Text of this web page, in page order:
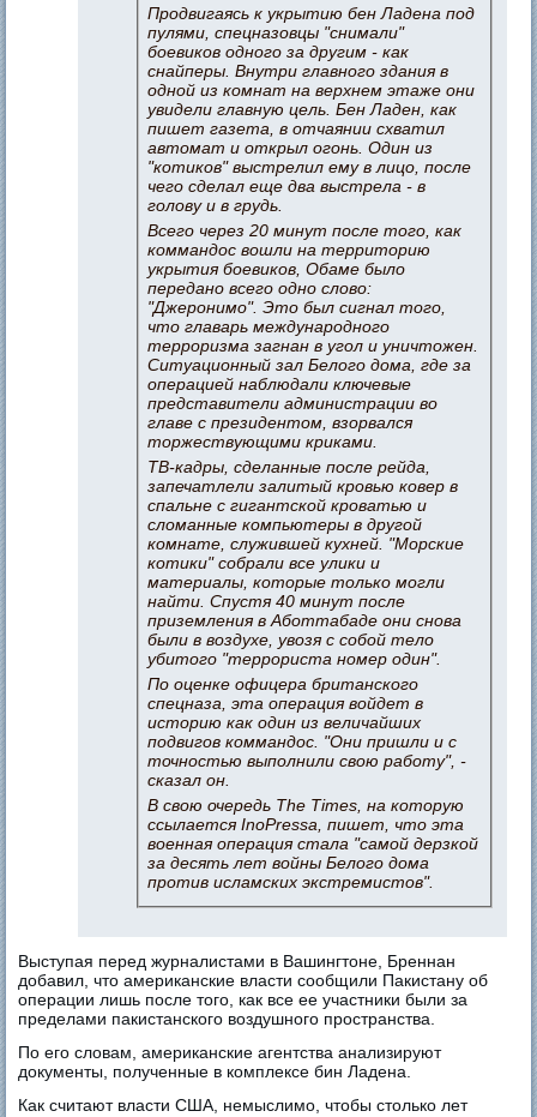
Продвигаясь к укрытию бен Ладена под
пулями, спецназовцы "снимали"
боевиков одного за другим - как
снайперы. Внутри главного здания в
одной из комнат на верхнем этаже они
увидели главную цель. Бен Ладен, как
пишет газета, в отчаянии схватил
автомат и открыл огонь. Один из
"котиков" выстрелил ему в лицо, после
чего сделал еще два выстрела - в
голову и в грудь.
Всего через 20 минут после того, как
коммандос вошли на территорию
укрытия боевиков, Обаме было
передано всего одно слово:
"Джеронимо". Это был сигнал того,
что главарь международного
терроризма загнан в угол и уничтожен.
Ситуационный зал Белого дома, где за
операцией наблюдали ключевые
представители администрации во
главе с президентом, взорвался
торжествующими криками.
ТВ-кадры, сделанные после рейда,
запечатлели залитый кровью ковер в
спальне с гигантской кроватью и
сломанные компьютеры в другой
комнате, служившей кухней. "Морские
котики" собрали все улики и
материалы, которые только могли
найти. Спустя 40 минут после
приземления в Аботтабаде они снова
были в воздухе, увозя с собой тело
убитого "террориста номер один".
По оценке офицера британского
спецназа, эта операция войдет в
историю как один из величайших
подвигов коммандос. "Они пришли и с
точностью выполнили свою работу", -
сказал он.
В свою очередь The Times, на которую
ссылается InoPressa, пишет, что эта
военная операция стала "самой дерзкой
за десять лет войны Белого дома
против исламских экстремистов".
Выступая перед журналистами в Вашингтоне, Бреннан
добавил, что американские власти сообщили Пакистану об
операции лишь после того, как все ее участники были за
пределами пакистанского воздушного пространства.
По его словам, американские агентства анализируют
документы, полученные в комплексе бин Ладена.
Как считают власти США, немыслимо, чтобы столько лет